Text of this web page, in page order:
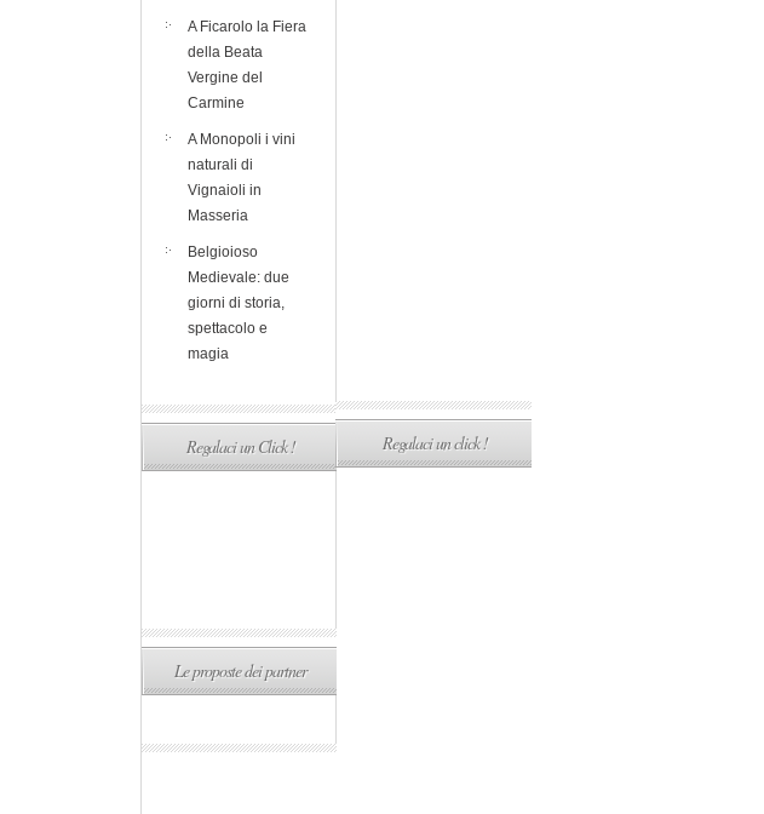
A Ficarolo la Fiera
della Beata
Vergine del
Carmine
A Monopoli i vini
naturali di
Vignaioli in
Masseria
Belgioioso
Medievale: due
giorni di storia,
spettacolo e
magia
Regalaci un Click !
Le proposte dei partner
Regalaci un click !